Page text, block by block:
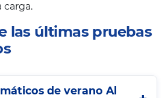
carga.
las últimas pruebas
de verano Al